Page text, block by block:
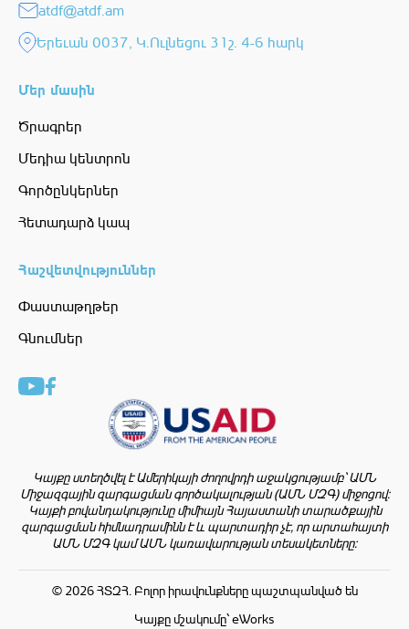
atdf@atdf.am
Երեւան 0037, Կ.Ուլնեցու 31շ. 4-6 հարկ
Մեր մասին
Ծրագրեր
Մեդիա կենտրոն
Գործընկերներ
Հետադարձ կապ
Հաշվետվություններ
Փաստաթղթեր
Գնումներ
Կայքը ստեղծվել է Ամերիկայի ժողովրդի աջակցությամբ՝ ԱՄՆ
Միջազգային զարգացման գործակալության (ԱՄՆ ՄԶԳ) միջոցով:
Կայքի բովանդակությունը միմիայն Հայաստանի տարածքային
զարգացման հիմնադրամինն է և պարտադիր չէ, որ արտահայտի
ԱՄՆ ՄԶԳ կամ ԱՄՆ կառավարության տեսակետները:
© 2026 ՀՏԶՀ. Բոլոր իրավունքները պաշտպանված են
Կայքը մշակումը՝ eWorks